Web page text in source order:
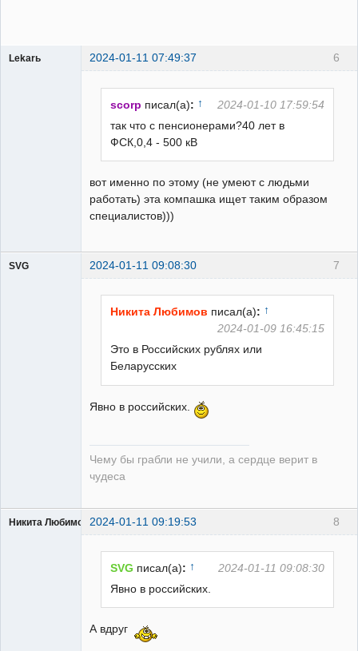
6
Lekarь 2024-01-11 07:49:37
scorp писал(а): ↑
2024-01-10 17:59:54
так что с пенсионерами?40 лет в
ФСК,0,4 - 500 кВ
вот именно по этому (не умеют с людьми
работать) эта компашка ищет таким образом
специалистов)))
7
SVG 2024-01-11 09:08:30
Никита Любимов писал(а): ↑
2024-01-09 16:45:15
Это в Российских рублях или
Беларусских
Явно в российских.
Чему бы грабли не учили, а сердце верит в
чудеса
8
Никита Любимов 2024-01-11 09:19:53
SVG писал(а): ↑
2024-01-11 09:08:30
Явно в российских.
А вдруг